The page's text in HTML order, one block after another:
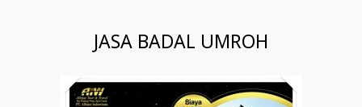
JASA BADAL UMROH